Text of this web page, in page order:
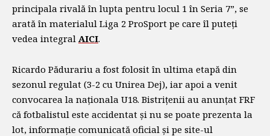
principala rivală în lupta pentru locul 1 în Seria 7”, se
arată în materialul Liga 2 ProSport pe care îl puteți
vedea integral AICI.
Ricardo Pădurariu a fost folosit în ultima etapă din
sezonul regulat (3-2 cu Unirea Dej), iar apoi a venit
convocarea la naționala U18. Bistrițenii au anunțat FRF
că fotbalistul este accidentat și nu se poate prezenta la
lot, informație comunicată oficial și pe site-ul